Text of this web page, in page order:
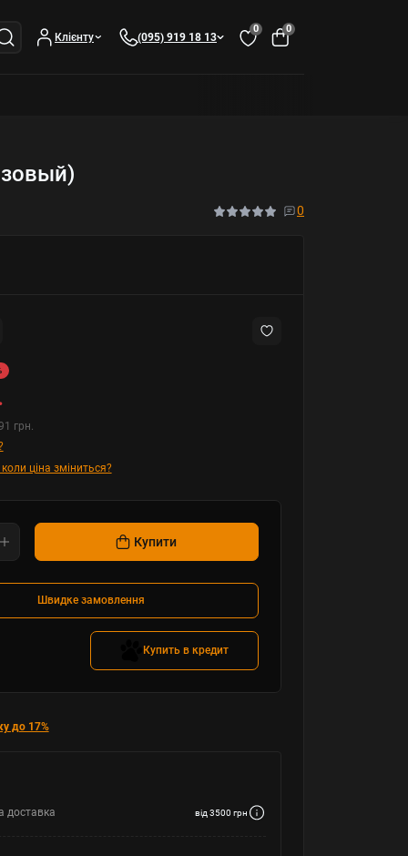
Клієнту (095) 919 18 13
0 0
0
грн.
ціна зміниться?
Купити
Швидке замовлення
Купить в кредит
до 17%
доставка від 3500 грн